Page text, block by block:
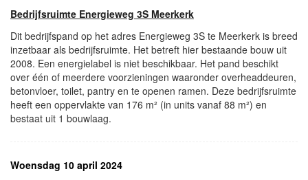
Bedrijfsruimte Energieweg 3S Meerkerk
Dit bedrijfspand op het adres Energieweg 3S te Meerkerk is breed
inzetbaar als bedrijfsruimte. Het betreft hier bestaande bouw uit
2008. Een energielabel is niet beschikbaar. Het pand beschikt
over één of meerdere voorzieningen waaronder overheaddeuren,
betonvloer, toilet, pantry en te openen ramen. Deze bedrijfsruimte
heeft een oppervlakte van 176 m² (in units vanaf 88 m²) en
bestaat uit 1 bouwlaag.
Woensdag 10 april 2024